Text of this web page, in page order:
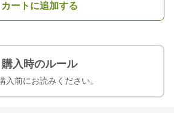
カートに追加する
購入時のルール
入前にお読みください。